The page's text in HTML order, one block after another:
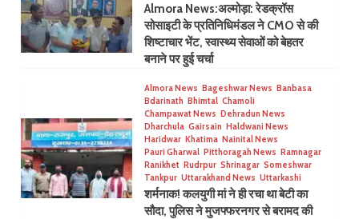
Almora News:अल्मोड़ा: रेडक्रॉस
सोसाइटी के प्रतिनिधिमंडल ने CMO से की
शिष्टाचार भेंट, स्वास्थ्य सेवाओं को बेहतर
बनाने पर हुई चर्चा
Almora News Bageshwar News Banbasa
Bdarinath Bhimtal Chamoli
Champawat News Dehradun News
Dharchula Gairsain Haldwani News
Haridwar Khatima Nainital News
Pauri Gharwal Pitthoragah News Ramnagar
Ranikhet Rudrpur Shrinagar Someshwar
Tankpur Uttarakhand News Uttarkashi
शर्मनाक! कलयुगी मां ने ही रचा था बेटी का
सौदा, पुलिस ने मुजफ्फरनगर से बरामद की